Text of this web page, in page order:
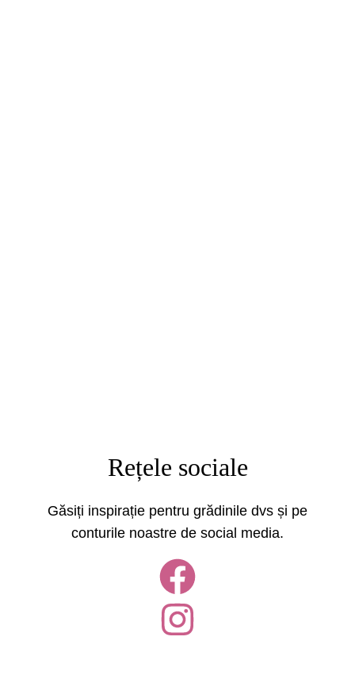
Rețele sociale
Găsiți inspirație pentru grădinile dvs și pe
conturile noastre de social media.